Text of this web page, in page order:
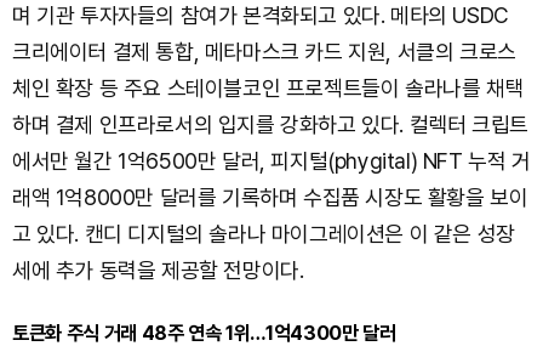
며 기관 투자자들의 참여가 본격화되고 있다. 메타의 USDC
크리에이터 결제 통합, 메타마스크 카드 지원, 서클의 크로스
체인 확장 등 주요 스테이블코인 프로젝트들이 솔라나를 채택
하며 결제 인프라로서의 입지를 강화하고 있다. 컬렉터 크립트
에서만 월간 1억6500만 달러, 피지털(phygital) NFT 누적 거
래액 1억8000만 달러를 기록하며 수집품 시장도 활황을 보이
고 있다. 캔디 디지털의 솔라나 마이그레이션은 이 같은 성장
세에 추가 동력을 제공할 전망이다.
토큰화 주식 거래 48주 연속 1위…1억4300만 달러